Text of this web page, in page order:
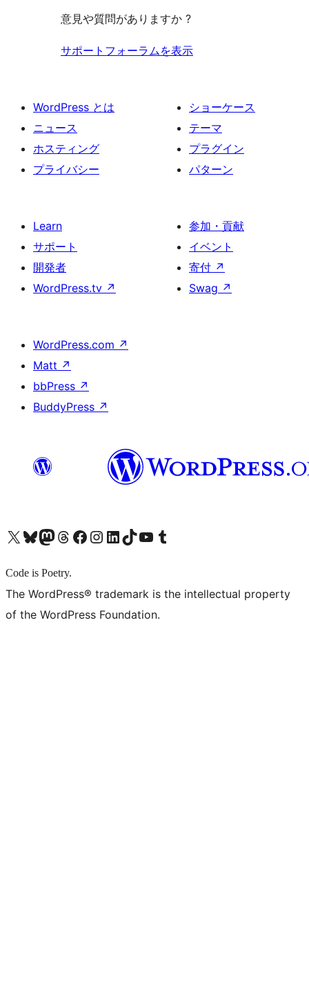
ー
ュ
ー
意見や質問がありますか ?
サポートフォーラムを表示
WordPress とは
ニュース
ホスティング
プライバシー
ショーケース
テーマ
プラグイン
パターン
Learn
サポート
開発者
WordPress.tv ↗
参加・貢献
イベント
寄付 ↗
Swag ↗
WordPress.com ↗
Matt ↗
bbPress ↗
BuddyPress ↗
X (旧 Twitter) アカウントへBluesky アカウントへMastodon アカウントへThreads アカウントへ Facebook ページへInstagram アカウントへ LinkedIn アカウントへTikTok アカウントへYouTube チャンネルへ Tumblr アカウントへ
Code is Poetry.
The WordPress® trademark is the intellectual property
of the WordPress Foundation.